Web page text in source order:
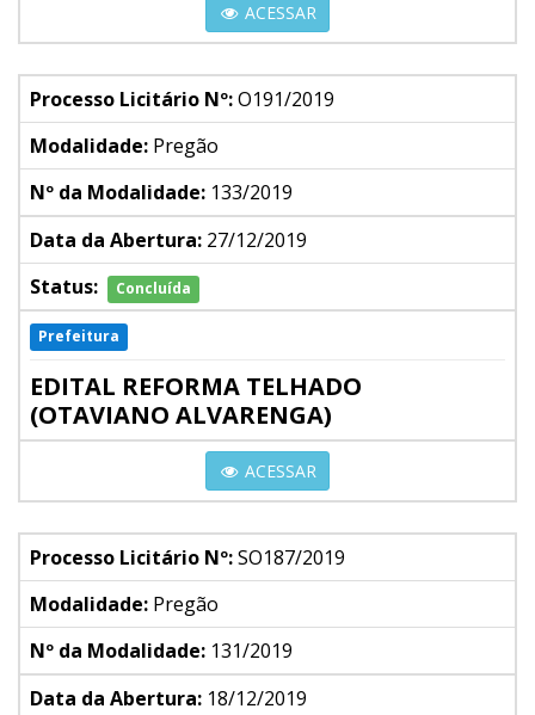
ACESSAR
Processo Licitário Nº:O191/2019
Modalidade: Pregão
Nº da Modalidade: 133/2019
Data da Abertura: 27/12/2019
Status:
Concluída
Prefeitura
EDITAL REFORMA TELHADO
(OTAVIANO ALVARENGA)
ACESSAR
Processo Licitário Nº:SO187/2019
Modalidade: Pregão
Nº da Modalidade: 131/2019
Data da Abertura: 18/12/2019